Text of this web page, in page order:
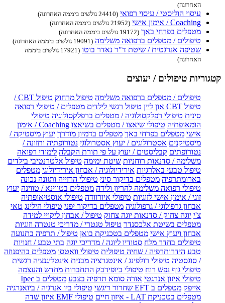
האחרונה)
עיסוי הוליסטי / עיסוי רפואי (24410 גולשים ביממה האחרונה)
Coaching / אימון אישי (21952 גולשים ביממה האחרונה)
מטפלים בפרחי באך (19172 גולשים ביממה האחרונה)
טיפולים / מטפלים ברפואה משלימה (19091 גולשים ביממה האחרונה)
שטיפה אנרגטית / שיטת ד"ר נאדר בוטו
(17921 גולשים ביממה
האחרונה)
קטגוריות טיפולים / יעוצים
טיפולים / מטפלים ברפואה משלימה טיפול מרחוק
טיפול CBT /
טיפול CBT און ליין
טיפול רגשי לילדים מטפלים / טיפולי רפואה
סינית טיפולי רפלקסולוגיה / מטפלים ברפלקסולוגיה טיפולי
הומאופתיה טיפולי שיאצו / מטפלים בשיאצו
Coaching / אימון
אישי מטפלים בפרחי באך מטפלים בדמיון מודרך יעוץ מיסטיקה /
מיסטיקנים אסטרולוגים / יעוץ אסטרולוגי נטורופתיה ותזונה /
נטורופתים קבליסטים / יעוץ על פי תורת הקבלה לימודי רפואה
משלימה / סדנאות רוחניות שיטת ימימה טיפול אלטרנטיבי בילדים
טיפול טבעי באלרגיות אירידיולוגיה / אבחון אירידיולוגי מטפלים
בארומתרפיה מטפלים בדיקור סיני טיפולי הרזייה ותזונה נכונה
טיפולי רפואה משלימה להריון ולידה מטפלים בטווינא / טווינה יעוץ
זוגי / אימון אישי לזוגיות טיפולי איורוודה טיפולי אוסטיאופתיה
אבחון גרפולוגי / גרפולוגיה מטפלים בדיקור יפני טיפולי הילינג טאי
צ'י יוגה צחוק / סדנאות יוגה צחוק טיפול / אבחון ליקויי למידה
מטפלים בשיטת אלכסנדר טיפול טנטרי / מדריכי טנטרה וזוגיות
אבחון ויעוץ אישי מטפלים בטכניקת בואן טיפול / תרפיה בתנועה
טיפולים בחדר מלח סטודיו ליוגה / מדריכי יוגה בתי טבע / חנויות
טבע הידרותרפיה / שחיה טיפולית טיפולי וואטסו מטפלים בהיפנוזה
/ סוגסטיה טיפולי רולפינג / אינטגרציה מבנית אינטליגנציה רגשית
טיפולי גוף נפש רוח טיפולי ביופידבק התחברות מחדש והעצמה
טיפולי איזון אנרגטי אורה סומא תרפיה בצבע
מטפלים ב Ipec
אייפק מטפלים ב EFT שחרור ריגשי
טיפולי ביו אנרגיה / ביואנרגיה
מטפלים בטכניקת LAT - איזון חיים
טיפולי EMF איזון שדה